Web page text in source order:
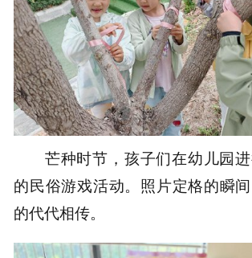
芒种时节，孩子们在幼儿园
的民俗游戏活动。照片定格的瞬
的代代相传。